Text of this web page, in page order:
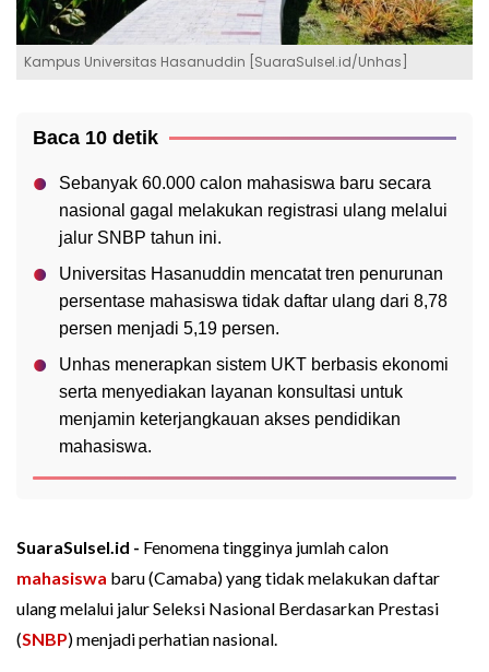
Kampus Universitas Hasanuddin [SuaraSulsel.id/Unhas]
Baca 10 detik
Sebanyak 60.000 calon mahasiswa baru secara
nasional gagal melakukan registrasi ulang melalui
jalur SNBP tahun ini.
Universitas Hasanuddin mencatat tren penurunan
persentase mahasiswa tidak daftar ulang dari 8,78
persen menjadi 5,19 persen.
Unhas menerapkan sistem UKT berbasis ekonomi
serta menyediakan layanan konsultasi untuk
menjamin keterjangkauan akses pendidikan
mahasiswa.
SuaraSulsel.id - Fenomena tingginya jumlah calon
mahasiswa baru (Camaba) yang tidak melakukan daftar
ulang melalui jalur Seleksi Nasional Berdasarkan Prestasi
(SNBP) menjadi perhatian nasional.